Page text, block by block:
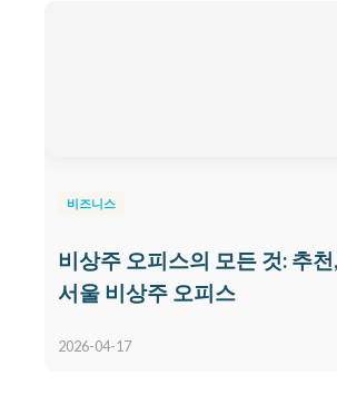
비즈니스
비상주 오피스의 모든 것: 추
서울 비상주 오피스
2026-04-17